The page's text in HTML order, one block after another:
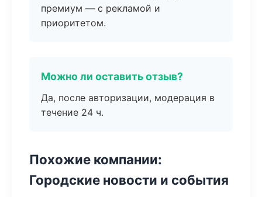
премиум — с рекламой и
приоритетом.
Можно ли оставить отзыв?
Да, после авторизации, модерация в
течение 24 ч.
Похожие компании:
Городские новости и события